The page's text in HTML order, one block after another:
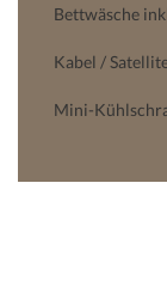
Bettwäsche
Kabel /
Mini-